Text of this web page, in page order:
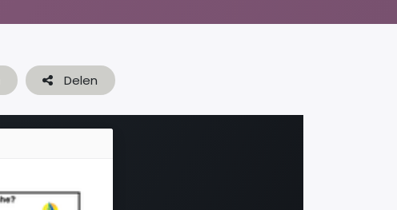
Delen